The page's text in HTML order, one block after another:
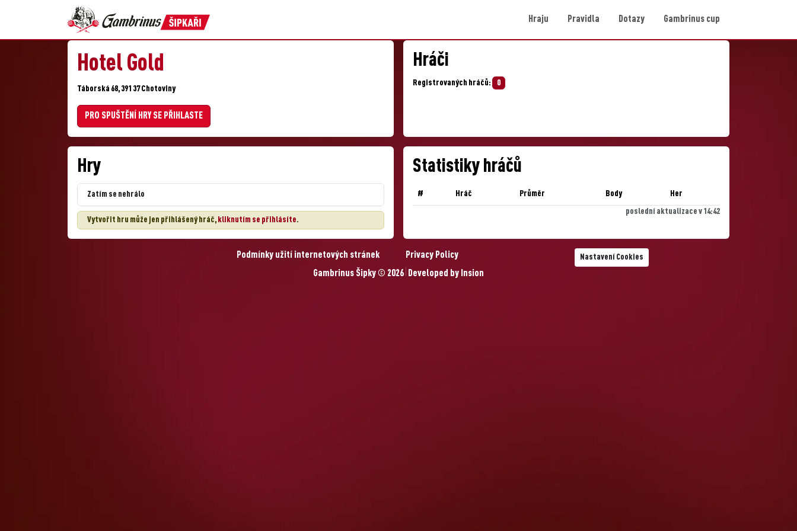
Hraju Pravidla Dotazy Gambrinus cup
Hotel Gold
Táborská 68, 391 37 Chotoviny
PRO SPUŠTĚNÍ HRY SE PŘIHLASTE
Hráči
Registrovaných hráčů: 0
Hry
Zatím se nehrálo
Vytvořit hru může jen přihlášený hráč, kliknutím se přihlásíte.
Statistiky hráčů
# Hráč Průměr Body Her
poslední aktualizace v 14:42
Podmínky užití internetových stránek Privacy Policy Nastavení Cookies
Gambrinus Šipky © 2026 Developed by Insion